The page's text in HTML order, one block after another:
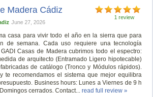
1 review
Madera Cádiz
June 27, 2026
casa para vivir todo el año en la sierra que para
de semana. Cada uso requiere una tecnología
Casas de Madera cubrimos todo el espectro:
de arquitecto (Entramado Ligero hipotecable)
de catálogo (Tronco y Módulos rápidos).
te recomendamos el sistema que mejor equilibra
Business hours: Lunes a Viernes de 9 h
cerrados. Contact...read full review »